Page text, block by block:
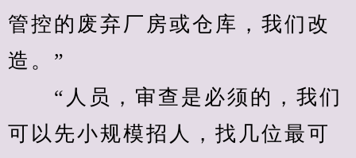
管控的废弃厂房或仓库，我们改
造。”
“人员，审查是必须的，我们
可以先小规模招人，找几位最可